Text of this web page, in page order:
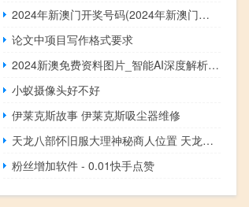
2024年新澳门开奖号码(2024年新澳门开奖结果)--最佳选择--V33.44.68
论文中项目写作格式要求
2024新澳免费资料图片_智能AI深度解析_好看视频版v32.31.731
小蚁摄像头好不好
伊莱克斯故事 伊莱克斯吸尘器维修
天龙八部怀旧服大理神秘商人位置 天龙八部大理神秘商人
粉丝增加软件 - 0.01快手点赞